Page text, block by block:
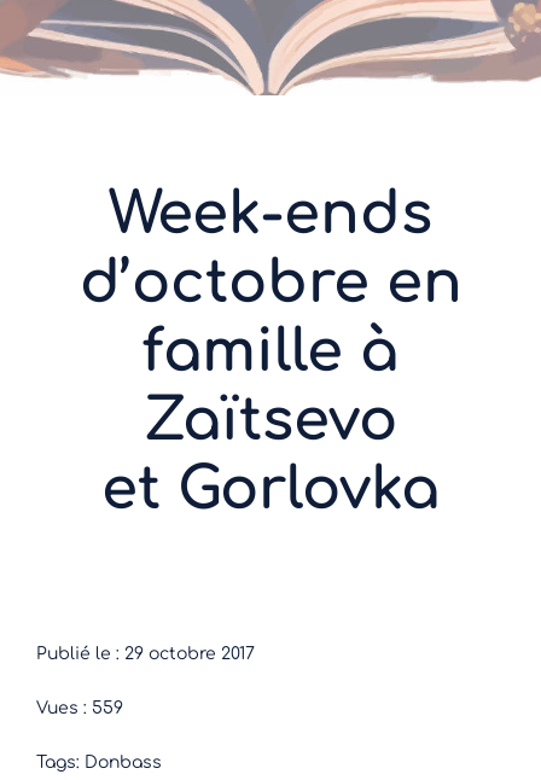
Week-ends
d’octobre en
famille à
Zaïtsevo
et Gorlovka
Publié le : 29 octobre 2017
Vues : 559
Tags: Donbass